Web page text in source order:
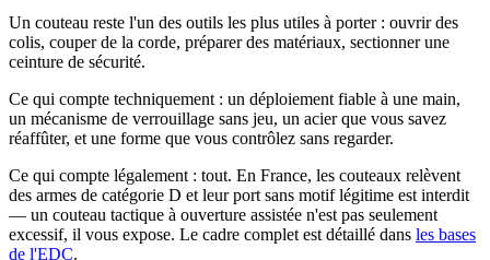
Un couteau reste l'un des outils les plus utiles à porter : ouvrir des
colis, couper de la corde, préparer des matériaux, sectionner une
ceinture de sécurité.
Ce qui compte techniquement : un déploiement fiable à une main,
un mécanisme de verrouillage sans jeu, un acier que vous savez
réaffûter, et une forme que vous contrôlez sans regarder.
Ce qui compte légalement : tout. En France, les couteaux relèvent
des armes de catégorie D et leur port sans motif légitime est interdit
— un couteau tactique à ouverture assistée n'est pas seulement
excessif, il vous expose. Le cadre complet est détaillé dans les bases
de l'EDC.